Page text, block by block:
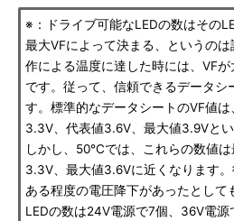
※：ドライブ可能なLEDの数はその
最大VFによって決まる、というの
作による温度に達した時には、VF
です。従って、信頼できるデータシ
す。標準的なデータシートのVF値
3.3V、代表値3.6V、最大値3.9Vとい
しかし、50℃では、これらの数値
3.3V、最大値3.6Vに近くなります
ある程度の電圧降下があったとして
LEDの数は24V電源で7個、36V電源